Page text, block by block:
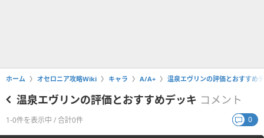
ホーム オセロニア攻略Wiki キャラ A/A+ 温泉エヴリンの評価とおすすめ
温泉エヴリンの評価とおすすめデッキ コメント
1-0件を表示中 / 合計0件 0